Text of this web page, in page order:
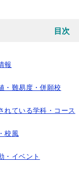
目次
報
・難易度・併願校
れている学科・コース
校風
・イベント